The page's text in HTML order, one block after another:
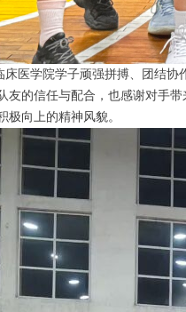
学院学子顽强拼搏、团结协
友的信任与配合，也感谢对手
极向上的精神风貌。